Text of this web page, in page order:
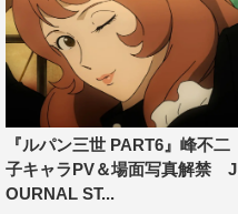
『ルパン三世 PART6』峰不二
子キャラPV＆場面写真解禁 J
OURNAL ST...